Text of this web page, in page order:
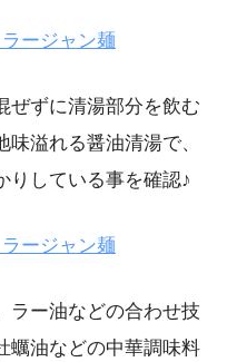
ぜずに清湯部分を飲む
溢れる醤油清湯で、
りしている事を確認♪
ラー油などの合わせ技
蠣油などの中華調味料